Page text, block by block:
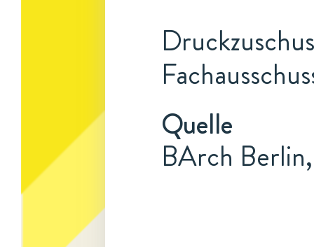
Quelle
BArch